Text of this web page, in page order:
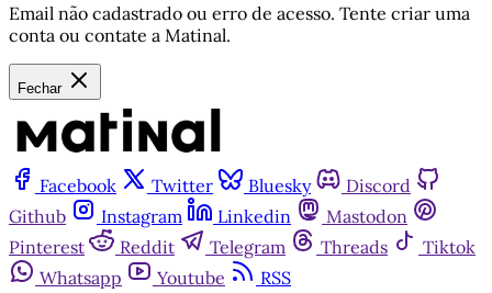
Email não cadastrado ou erro de acesso. Tente criar uma
conta ou contate a Matinal.
Fechar
Facebook Twitter Bluesky
Discord
Github
Instagram Linkedin
Mastodon
Pinterest
Reddit Telegram Threads
Tiktok
Whatsapp
Youtube
RSS